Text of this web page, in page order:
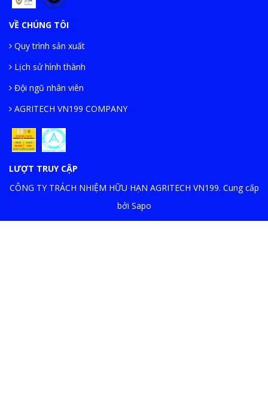
VỀ CHÚNG TÔI
Quy trình sản xuất
Lịch sử hình thành
Đội ngũ nhân viên
AGRITECH VN199 COMPANY
LƯỢT TRUY CẬP
CÔNG TY TRÁCH NHIỆM HỮU HẠN AGRITECH VN199. Cung cấp
bởi Sapo